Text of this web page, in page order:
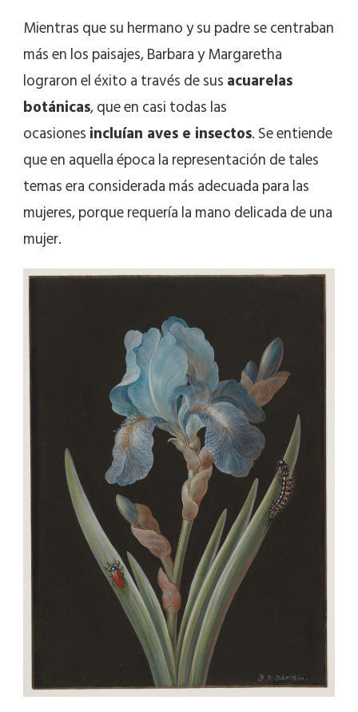
Mientras que su hermano y su padre se centraban
más en los paisajes, Barbara y Margaretha
lograron el éxito a través de susacuarelas
botánicas, que en casi todas las
ocasionesincluían aves e insectos. Se entiende
que en aquella época la representación de tales
temas era considerada más adecuada para las
mujeres, porque requería la mano delicada de una
mujer.